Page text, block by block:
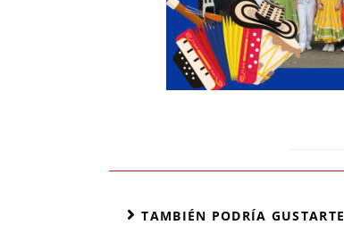
TAMBIÉN PODRÍA GUSTARTE